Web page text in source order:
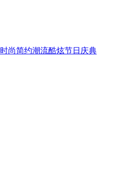
时尚简约潮流酷炫节日庆典